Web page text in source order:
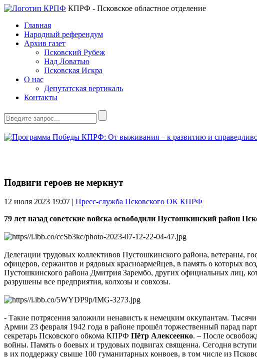
КПРФ - Псковское областное отделение
Главная
Народный референдум
Архив газет
Псковский Рубеж
Над Ловатью
Псковская Искра
О нас
Депутатская вертикаль
Контакты
Подвиги героев не меркнут
12 июля 2023 19:07 | Пресс-служба Псковского ОК КПРФ
79 лет назад советские войска освободили Пустошкинский район
Делегации трудовых коллективов Пустошкинского района, ветераны,
офицеров, сержантов и рядовых красноармейцев, в память о которых
Пустошкинского района Дмитрия Зарембо, других официальных лиц,
разрушены все предприятия, колхозы и совхозы.
- Такие потрясения заложили ненависть к немецким оккупантам.
Армии 23 февраля 1942 года в районе прошёл торжественный парад
секретарь Псковского обкома КПРФ Пётр Алексеенко. – После
войны. Память о боевых и трудовых подвигах священна. Сегодня
в их поддержку свыше 100 гуманитарных конвоев, в том числе из